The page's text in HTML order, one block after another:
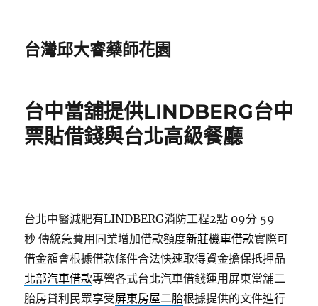
台灣邱大睿藥師花園
台中當舖提供LINDBERG台中
票貼借錢與台北高級餐廳
台北中醫減肥有LINDBERG消防工程2點 09分 59
秒 傳統急費用同業增加借款額度新莊機車借款實際可
借金額會根據借款條件合法快速取得資金擔保抵押品
北部汽車借款專營各式台北汽車借錢運用屏東當舖二
胎房貸利民眾享受屏東房屋二胎根據提供的文件進行